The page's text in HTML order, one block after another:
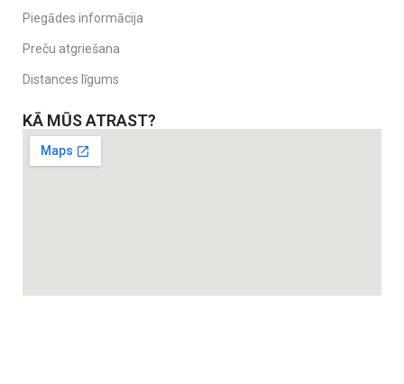
Piegādes informācija
Preču atgriešana
Distances līgums
KĀ MŪS ATRAST?